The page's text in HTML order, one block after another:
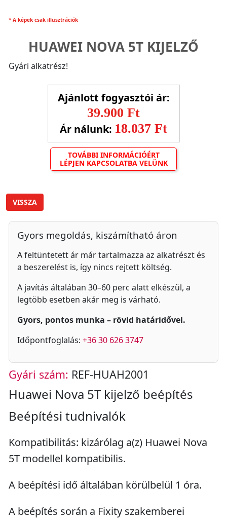
* A képek csak illusztrációk
HUAWEI NOVA 5T KIJELZŐ
Gyári alkatrész!
Ajánlott fogyasztói ár:
39.900 Ft
Ár nálunk: 18.037 Ft
TOVÁBBI INFORMÁCIÓÉRT
LÉPJEN KAPCSOLATBA VELÜNK
VISSZA
Gyors megoldás, kiszámítható áron
A feltüntetett ár már tartalmazza az alkatrészt és
a beszerelést is, így nincs rejtett költség.
A javítás általában 30–60 perc alatt elkészül, a
legtöbb esetben akár meg is várható.
Gyors, pontos munka – rövid határidővel.
Időpontfoglalás: +36 30 626 3747
Gyári szám: REF-HUAH2001
Huawei Nova 5T kijelző beépítés
Beépítési tudnivalók
Kompatibilitás: kizárólag a(z) Huawei Nova
5T modellel kompatibilis.
A beépítési idő általában körülbelül 1 óra.
A beépítés során a Fixity szakemberei